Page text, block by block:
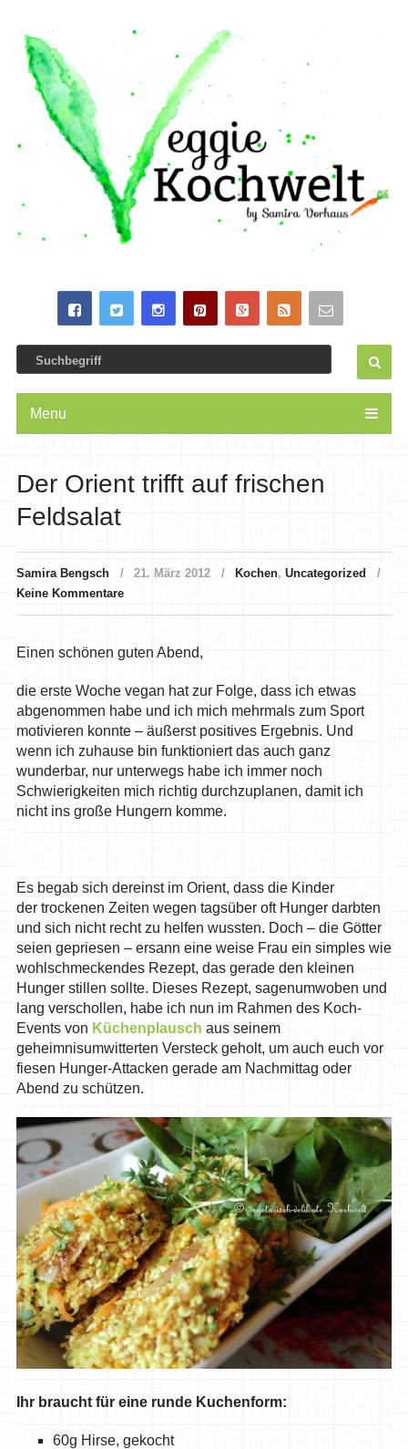
Menu
Der Orient trifft auf frischen
Feldsalat
Samira Bengsch 21. März 2012 Kochen, Uncategorized
Keine Kommentare
Einen schönen guten Abend,
die erste Woche vegan hat zur Folge, dass ich etwas
abgenommen habe und ich mich mehrmals zum Sport
motivieren konnte – äußerst positives Ergebnis. Und
wenn ich zuhause bin funktioniert das auch ganz
wunderbar, nur unterwegs habe ich immer noch
Schwierigkeiten mich richtig durchzuplanen, damit ich
nicht ins große Hungern komme.
Es begab sich dereinst im Orient, dass die Kinder
der trockenen Zeiten wegen tagsüber oft Hunger darbten
und sich nicht recht zu helfen wussten. Doch – die Götter
seien gepriesen – ersann eine weise Frau ein simples wie
wohlschmeckendes Rezept, das gerade den kleinen
Hunger stillen sollte. Dieses Rezept, sagenumwoben und
lang verschollen, habe ich nun im Rahmen des Koch-
Events von Küchenplausch aus seinem
geheimnisumwitterten Versteck geholt, um auch euch vor
fiesen Hunger-Attacken gerade am Nachmittag oder
Abend zu schützen.
Ihr braucht für eine runde Kuchenform:
60g Hirse, gekocht